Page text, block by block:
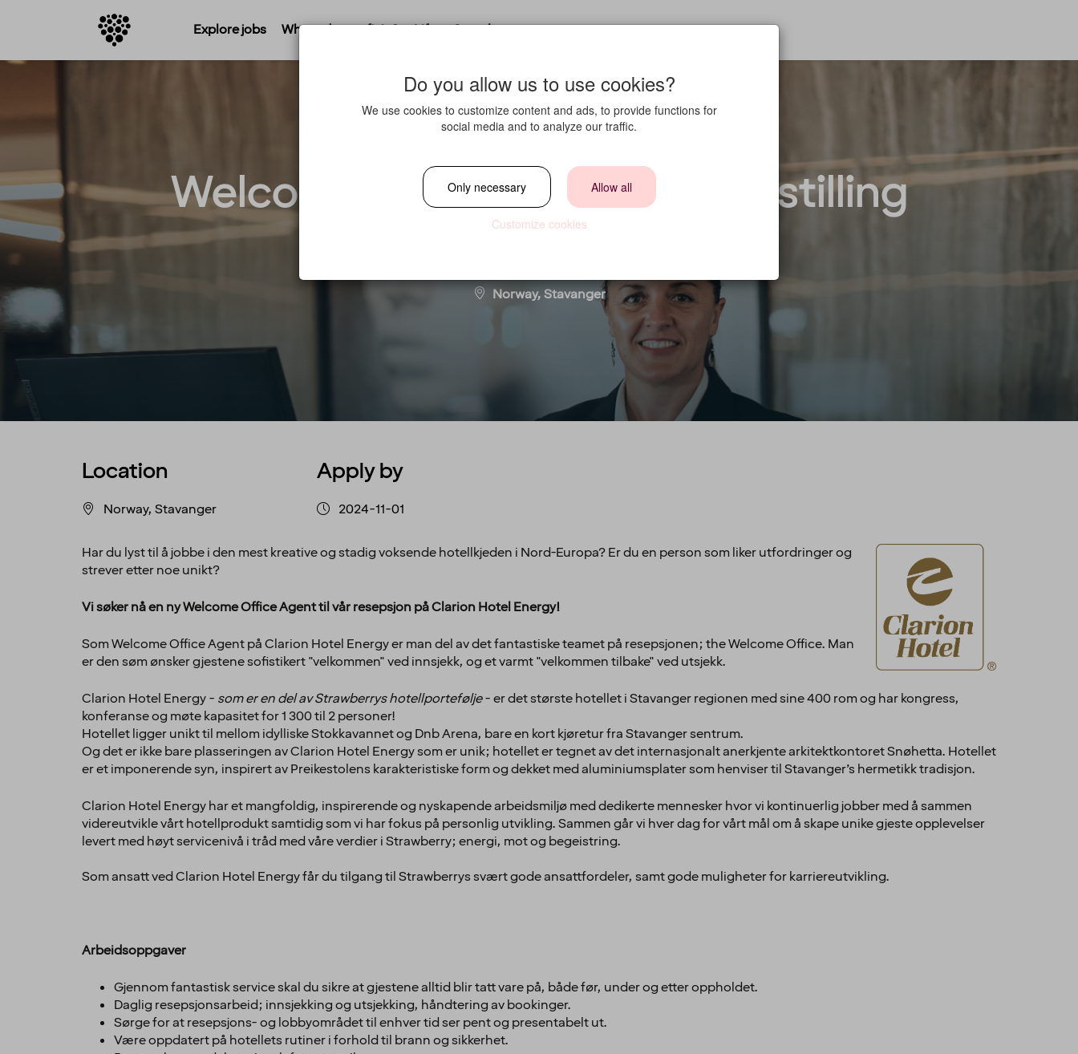
Explore jobs Where do you fit in? Life at Strawberry
Welcome Office Agent - 20%-stilling
Norway, Stavanger
Location
Norway, Stavanger
Apply by
2024-11-01
Har du lyst til å jobbe i den mest kreative og stadig voksende hotellkjeden i Nord-Europa? Er du en person som liker utfordringer og
strever etter noe unikt?
Vi søker nå en ny Welcome Office Agent til vår resepsjon på Clarion Hotel Energy!
Som Welcome Office Agent på Clarion Hotel Energy er man del av det fantastiske teamet på resepsjonen; the Welcome Office. Man
er den søm ønsker gjestene sofistikert "velkommen" ved innsjekk, og et varmt "velkommen tilbake" ved utsjekk.
Clarion Hotel Energy - som er en del av Strawberrys hotellportefølje- er det største hotellet i Stavanger regionen med sine 400 rom og har kongress,
konferanse og møte kapasitet for 1 300 til 2 personer!
Hotellet ligger unikt til mellom idylliske Stokkavannet og Dnb Arena, bare en kort kjøretur fra Stavanger sentrum.
Og det er ikke bare plasseringen av Clarion Hotel Energy som er unik; hotellet er tegnet av det internasjonalt anerkjente arkitektkontoret Snøhetta. Hotellet
er et imponerende syn, inspirert av Preikestolens karakteristiske form og dekket med aluminiumsplater som henviser til Stavanger’s hermetikk tradisjon.
Clarion Hotel Energy har et mangfoldig, inspirerende og nyskapende arbeidsmiljø med dedikerte mennesker hvor vi kontinuerlig jobber med å sammen
videreutvikle vårt hotellprodukt samtidig som vi har fokus på personlig utvikling. Sammen går vi hver dag for vårt mål om å skape unike gjeste opplevelser
levert med høyt servicenivå i tråd med våre verdier i Strawberry; energi, mot og begeistring.
Som ansatt ved Clarion Hotel Energy får du tilgang til Strawberrys svært gode ansattfordeler, samt gode muligheter for karriereutvikling.
Arbeidsoppgaver
Gjennom fantastisk service skal du sikre at gjestene alltid blir tatt vare på, både før, under og etter oppholdet.
Daglig resepsjonsarbeid; innsjekking og utsjekking, håndtering av bookinger.
Sørge for at resepsjons- og lobbyområdet til enhver tid ser pent og presentabelt ut.
Være oppdatert på hotellets rutiner i forhold til brann og sikkerhet.
Do you allow us to use cookies?
We use cookies to customize content and ads, to provide functions for
social media and to analyze our traffic.
Only necessary Allow all
Customize cookies